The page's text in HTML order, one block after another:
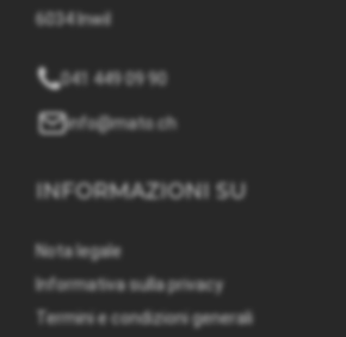
6034 Inwil
041 449 09 90
info@mato.ch
INFORMAZIONI SU
Nota legale
Informativa sulla privacy
Termini e condizioni generali